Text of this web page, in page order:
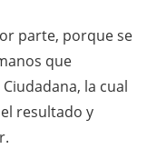
parte, porque se
que
la cual
resultado y